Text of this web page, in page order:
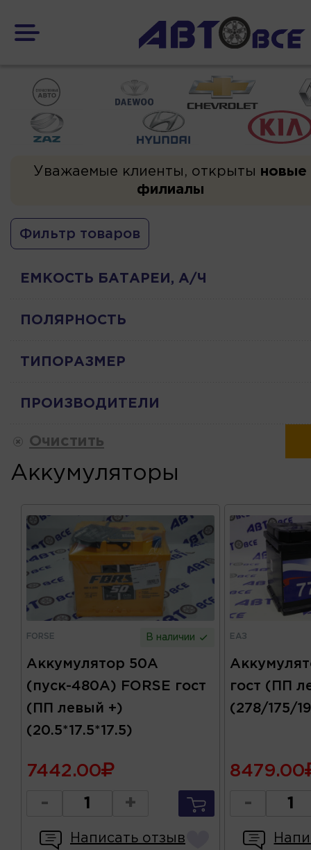
Уважаемые клиенты, открыты новые
филиалы
Фильтр товаров
ЕМКОСТЬ БАТАРЕИ, А/Ч
ПОЛЯРНОСТЬ
ТИПОРАЗМЕР
ПРОИЗВОДИТЕЛИ
Очистить
Аккумуляторы
FORSE В наличии
Аккумулятор 50А
(пуск-480А) FORSE гост
(ПП левый +)
(20.5*17.5*17.5)
7442.00
- +
Написать отзыв
ЕАЗ
гост (ПП
(278/175/
8479.00
-